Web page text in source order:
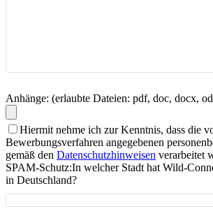
Anhänge: (erlaubte Dateien: pdf, doc, docx,
Hiermit nehme ich zur Kenntnis, dass die
Bewerbungsverfahren angegebenen
gemäß den Datenschutzhinweisen verarbeitet
SPAM-Schutz:In welcher Stadt hat Wild-
in Deutschland?